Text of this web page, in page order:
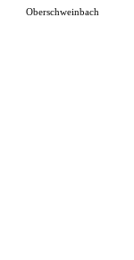
Oberschweinbach